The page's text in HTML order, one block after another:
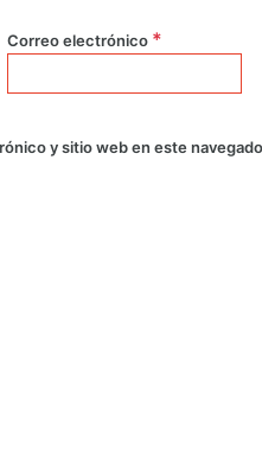
Correo electrónico *
y sitio web en este